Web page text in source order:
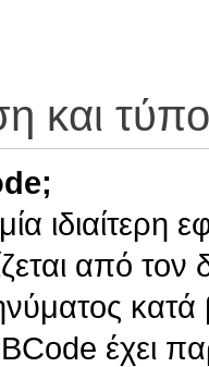
και
από τον
έχει